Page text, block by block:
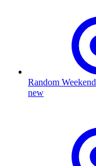
Random Weekend
new